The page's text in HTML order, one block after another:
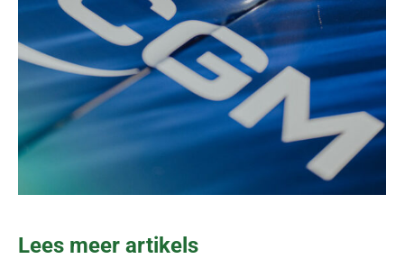
Lees meer artikels